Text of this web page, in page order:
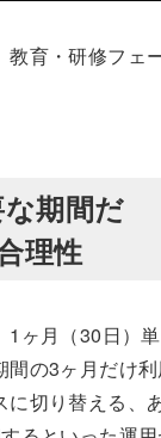
教育・研修フェ
期間だ
理性
1ヶ月（30日）
間の3ヶ月だけ
に切り替える、